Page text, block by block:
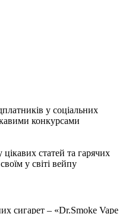
у соціальних
конкурсами
статей та гарячих
у світі вейпу
сигарет – «Dr.Smoke Vape